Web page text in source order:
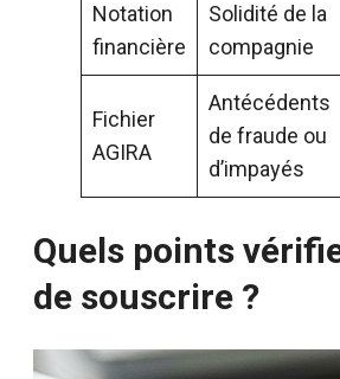
Notation
financière
Solidité de la
compagnie
Fichier
AGIRA
Antécédents
de fraude ou
d’impayés
Quels points
de souscrire ?